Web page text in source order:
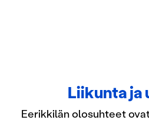
Liikunta ja
Eerikkilän olosuhteet